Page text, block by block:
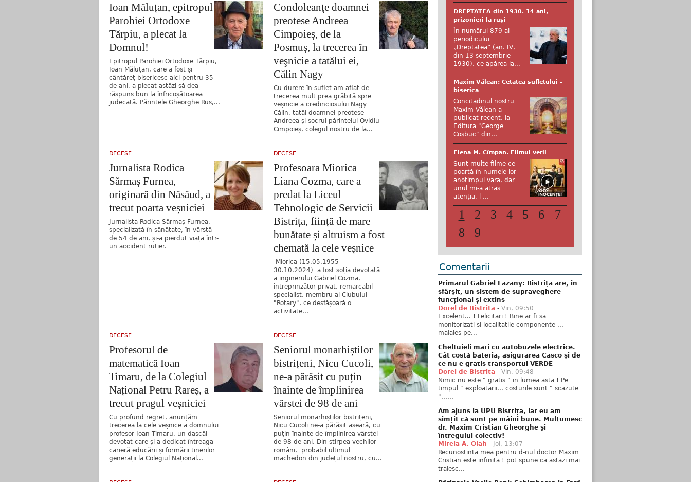
Ioan Măluțan, epitropul
Parohiei Ortodoxe
Tărpiu, a plecat la
Domnul!
Epitropul Parohiei Ortodoxe Tărpiu,
Ioan Măluțan, care a fost și
cântăreț bisericesc aici pentru 35
de ani, a plecat astăzi să dea
răspuns bun la înfricoșătoarea
judecată. Părintele Gheorghe Rus,...
Condoleanţe doamnei
preotese Andreea
Cimpoieș, de la
Posmuș, la trecerea în
veşnicie a tatălui ei,
Călin Nagy
Cu durere în suflet am aflat de
trecerea mult prea grăbită spre
veșnicie a credinciosului Nagy
Călin, tatăl doamnei preotese
Andreea și socrul părintelui Ovidiu
Cimpoieș, colegul nostru de la...
DECESE
Jurnalista Rodica
Sărmaș Furnea,
originară din Năsăud, a
trecut poarta veșniciei
Jurnalista Rodica Sărmaș Furnea,
specializată în sănătate, în vârstă
de 54 de ani, și-a pierdut viața într-
un accident rutier.
DECESE
Profesoara Miorica
Liana Cozma, care a
predat la Liceul
Tehnologic de Servicii
Bistrița, ființă de mare
bunătate și altruism a fost
chemată la cele veșnice
Miorica (15.05.1955 -
30.10.2024) a fost soția devotată
a inginerului Gabriel Cozma,
întreprinzător privat, remarcabil
specialist, membru al Clubului
"Rotary", ce desfășoară o
activitate...
DECESE
Profesorul de
matematică Ioan
Timaru, de la Colegiul
Național Petru Rareș, a
trecut pragul veşniciei
Cu profund regret, anunțăm
trecerea la cele veșnice a domnului
profesor Ioan Timaru, un dascăl
devotat care și-a dedicat întreaga
carieră educării și formării tinerilor
generații la Colegiul Național...
DECESE
Seniorul monarhiștilor
bistrițeni, Nicu Cucoli,
ne-a părăsit cu puțin
înainte de împlinirea
vârstei de 98 de ani
Seniorul monarhiștilor bistrițeni,
Nicu Cucoli ne-a părăsit aseară, cu
puțin înainte de împlinirea vârstei
de 98 de ani. Din stirpea vechilor
români, probabil ultimul
machedon din județul nostru, cu...
DREPTATEA din 1930. 14 ani,
prizonieri la ruși
În numărul 879 al
periodicului
„Dreptatea” (an. IV,
din 13 septembrie
1930), ce apărea la...
Maxim Vălean: Cetatea sufletului -
biserica
Concitadinul nostru
Maxim Vălean a
publicat recent, la
Editura "George
Coşbuc" din...
Elena M. Cîmpan. Filmul verii
Sunt multe filme ce
poartă în numele lor
anotimpul vara, dar
unul mi-a atras
atenția, l-...
1 2 3 4 5 6
7
8
9
Comentarii
Primarul Gabriel Lazany: Bistrița are, în
sfârșit, un sistem de supraveghere
funcțional și extins
Dorel de Bistrita - Vin, 09:50
Excelent... ! Felicitari ! Bine ar fi sa
monitorizati si localitatile componente ...
maiales pe...
Cheltuieli mari cu autobuzele electrice.
Cât costă bateria, asigurarea Casco și de
ce nu e gratis transportul VERDE
Dorel de Bistrita - Vin, 09:48
Nimic nu este " gratis " in lumea asta ! Pe
timpul " exploatarii... costurile sunt " scazute
"......
Am ajuns la UPU Bistrița, iar eu am
simțit că sunt pe mâini bune. Mulţumesc
dr. Maxim Cristian Gheorghe şi
întregului colectiv!
Mirela A. Olah - Joi, 13:07
Recunostinta mea pentru d-nul doctor Maxim
Cristian este infinita ! pot spune ca astazi mai
traiesc...